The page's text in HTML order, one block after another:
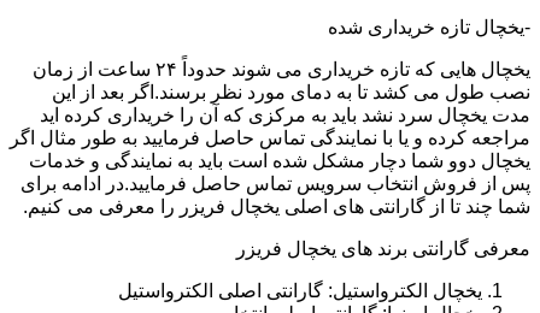
-یخچال تازه خریداری شده
یخچال هایی که تازه خریداری می شوند حدوداً ۲۴ ساعت از زمان
نصب طول می کشد تا به دمای مورد نظر برسند.اگر بعد از این
مدت یخچال سرد نشد باید به مرکزی که آن را خریداری کرده اید
مراجعه کرده و یا با نمایندگی تماس حاصل فرمایید به طور مثال اگر
یخچال دوو شما دچار مشکل شده است باید به نمایندگی و خدمات
پس از فروش انتخاب سرویس تماس حاصل فرمایید.در ادامه برای
شما چند تا از گارانتی های اصلی یخچال فریزر را معرفی می کنیم.
معرفی گارانتی برند های یخچال فریزر
یخچال الکترواستیل: گارانتی اصلی الکترواستیل